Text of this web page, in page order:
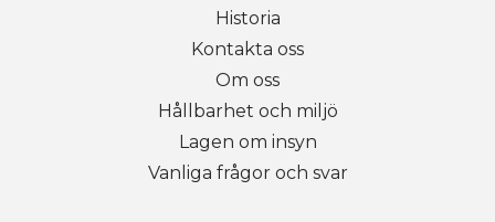
Historia
Kontakta oss
Om oss
Hållbarhet och miljö
Lagen om insyn
Vanliga frågor och svar